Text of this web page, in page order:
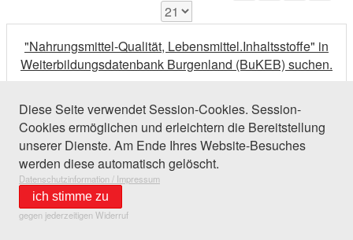
"Nahrungsmittel-Qualität, Lebensmittel.Inhaltsstoffe" in
Weiterbildungsdatenbank Burgenland (BuKEB) suchen.
Diese Seite verwendet Session-Cookies. Session-
Cookies ermöglichen und erleichtern die Bereitstellung
unserer Dienste. Am Ende Ihres Website-Besuches
werden diese automatisch gelöscht.
Datenschutzinformation / Impressum
ich stimme zu
gegen jederzeitigen Widerruf